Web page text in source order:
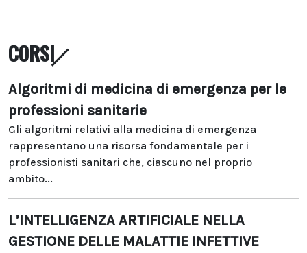
CORSI
Algoritmi di medicina di emergenza per le
professioni sanitarie
Gli algoritmi relativi alla medicina di emergenza
rappresentano una risorsa fondamentale per i
professionisti sanitari che, ciascuno nel proprio
ambito...
L’INTELLIGENZA ARTIFICIALE NELLA
GESTIONE DELLE MALATTIE INFETTIVE